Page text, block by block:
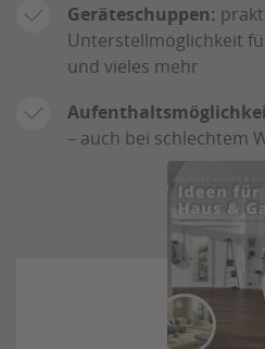
Geräteschuppen:
Unterstellmöglichkeit
und vieles mehr
– auch bei schlechtem